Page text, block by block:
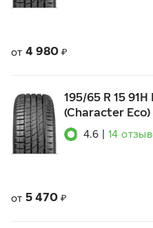
от 4 980 ₽
195/65 R 15
(Character Eco)
4.6 14
от 5 470 ₽